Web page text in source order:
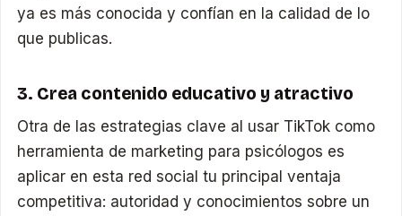
ya es más conocida y confían en la calidad de lo
que publicas.
3. Crea contenido educativo y atractivo
Otra de las estrategias clave al usar TikTok como
herramienta de marketing para psicólogos es
aplicar en esta red social tu principal ventaja
competitiva: autoridad y conocimientos sobre un